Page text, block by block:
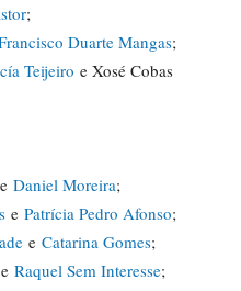
;
Duarte Mangas;
Teijeiro e Xosé Cobas
e Daniel Moreira;
e Patrícia Pedro Afonso;
e Catarina Gomes;
e Raquel Sem Interesse;